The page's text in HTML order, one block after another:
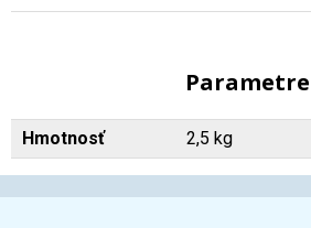
Parametre
Hmotnosť 2,5 kg